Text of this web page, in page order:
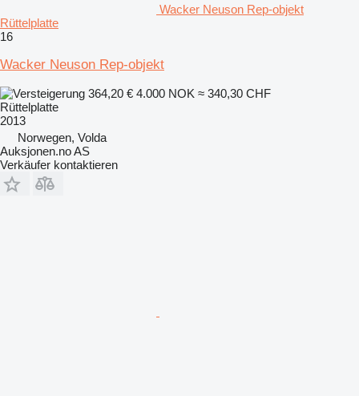
Wacker Neuson Rep-objekt
Rüttelplatte
16
Wacker Neuson Rep-objekt
364,20 € 4.000 NOK ≈ 340,30 CHF
Rüttelplatte
2013
Norwegen, Volda
Auksjonen.no AS
Verkäufer kontaktieren